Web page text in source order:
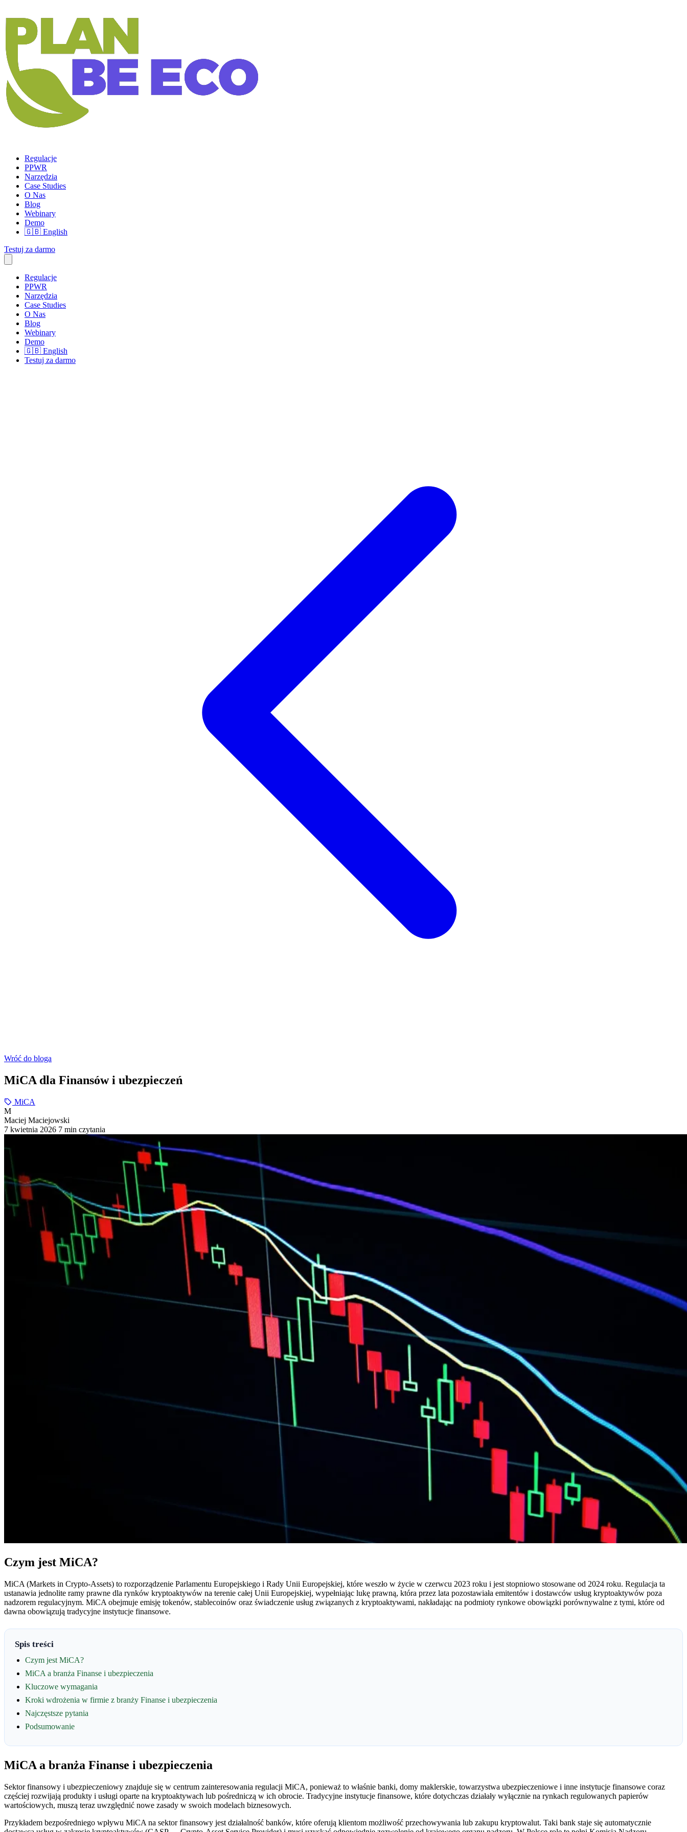
Regulacje
PPWR
Narzędzia
Case Studies
O Nas
Blog
Webinary
Demo
🇬🇧 English
Testuj za darmo
Regulacje
PPWR
Narzędzia
Case Studies
O Nas
Blog
Webinary
Demo
🇬🇧 English
Testuj za darmo
Wróć do bloga
MiCA dla Finansów i ubezpieczeń
MiCA
M
Maciej Maciejowski
7 kwietnia 2026 7 min czytania
Czym jest MiCA?
MiCA (Markets in Crypto-Assets) to rozporządzenie Parlamentu Europejskiego i Rady Unii Europejskiej, które weszło w życie w czerwcu 2023 roku i jest stopniowo stosowane od 2024 roku. Regulacja ta
ustanawia jednolite ramy prawne dla rynków kryptoaktywów na terenie całej Unii Europejskiej, wypełniając lukę prawną, która przez lata pozostawiała emitentów i dostawców usług kryptoaktywów poza
nadzorem regulacyjnym. MiCA obejmuje emisję tokenów, stablecoinów oraz świadczenie usług związanych z kryptoaktywami, nakładając na podmioty rynkowe obowiązki porównywalne z tymi, które od
dawna obowiązują tradycyjne instytucje finansowe.
Spis treści
Czym jest MiCA?
MiCA a branża Finanse i ubezpieczenia
Kluczowe wymagania
Kroki wdrożenia w firmie z branży Finanse i ubezpieczenia
Najczęstsze pytania
Podsumowanie
MiCA a branża Finanse i ubezpieczenia
Sektor finansowy i ubezpieczeniowy znajduje się w centrum zainteresowania regulacji MiCA, ponieważ to właśnie banki, domy maklerskie, towarzystwa ubezpieczeniowe i inne instytucje finansowe coraz
częściej rozwijają produkty i usługi oparte na kryptoaktywach lub pośredniczą w ich obrocie. Tradycyjne instytucje finansowe, które dotychczas działały wyłącznie na rynkach regulowanych papierów
wartościowych, muszą teraz uwzględnić nowe zasady w swoich modelach biznesowych.
Przykładem bezpośredniego wpływu MiCA na sektor finansowy jest działalność banków, które oferują klientom możliwość przechowywania lub zakupu kryptowalut. Taki bank staje się automatycznie